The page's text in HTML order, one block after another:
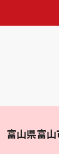
富山県富